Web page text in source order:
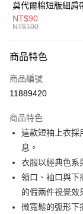
Google Pay
大哥付你分期
【大哥付你分期使用
2.付款方式選擇「大
流程，驗證手機門號
3.實際核准額度、可
4.訂單成立30分鐘內
消。如遇「轉專審核
法說明評估內容。
1.分期款項不併入電
醒簡訊。
2.透過簡訊連結打開
帳／街口支付／
運送方式
全家取貨付款
每筆NT$70，滿
付款後全家取貨
7-11取貨付款
每筆NT$70，滿
莫代爾棉短版細肩
色背心(白.黑.灰L-
U582眼圈熊中大尺
NT$90
NT$100
商品特色
商品編號
11889420
商品特色
這款短袖上衣採
息。
衣服以經典色系
領口、袖口與下
的假兩件視覺效
微寬鬆的弧形下